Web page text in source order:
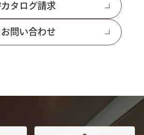
カタログ請求
お問い合わせ